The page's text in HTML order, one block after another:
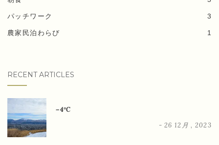
パッチワーク 3
農家民泊わらび 1
RECENT ARTICLES
－4°C
- 26 12月 , 2023